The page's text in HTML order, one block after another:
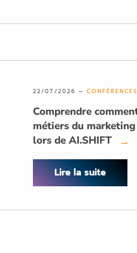
22/07/2026 —CONFÉRENCES
Comprendre
métiers du
lors de AI.SHIFT
→
Lire la suite